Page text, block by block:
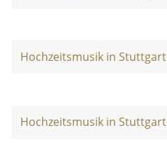
Hochzeitsmusik in Stuttgart
Hochzeitsmusik in Stuttgart